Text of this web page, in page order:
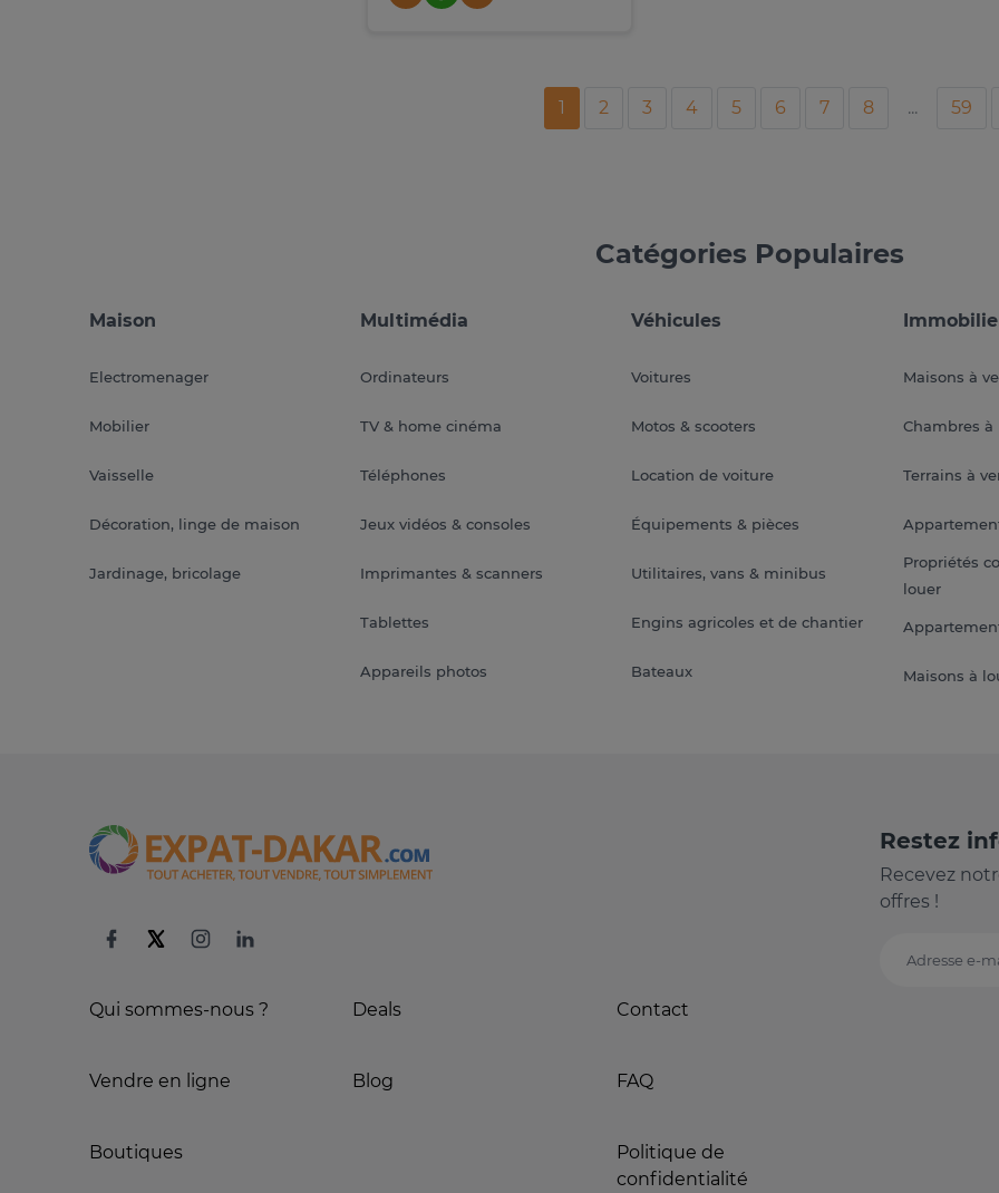
1 2 3 4 5 6 7 8 ... 59
Catégories Populaires
Maison
Electromenager
Mobilier
Vaisselle
Décoration, linge de maison
Jardinage, bricolage
Multimédia
Ordinateurs
TV & home cinéma
Téléphones
Jeux vidéos & consoles
Imprimantes & scanners
Tablettes
Appareils photos
Véhicules
Voitures
Motos & scooters
Location de voiture
Équipements & pièces
Utilitaires, vans & minibus
Engins agricoles et de chantier
Bateaux
Maisons à
Chambres à
Terrains à
Propriétés
louer
Maisons à
Qui sommes-nous ?
Vendre en ligne
Boutiques
Deals
Blog
Contact
FAQ
Politique de
confidentialité
Restez
Recevez
offres !
Adresse e-